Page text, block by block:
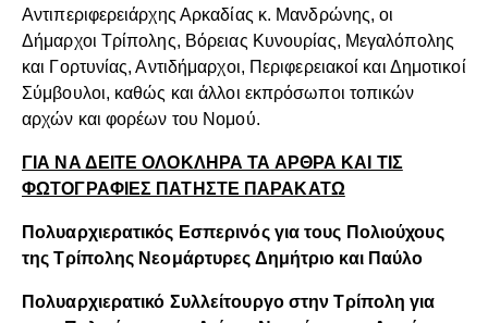
Αντιπεριφερειάρχης Αρκαδίας κ. Μανδρώνης, οι
Δήμαρχοι Τρίπολης, Βόρειας Κυνουρίας, Μεγαλόπολης
και Γορτυνίας, Αντιδήμαρχοι, Περιφερειακοί και Δημοτικοί
Σύμβουλοι, καθώς και άλλοι εκπρόσωποι τοπικών
αρχών και φορέων του Νομού.
ΓΙΑ ΝΑ ΔΕΙΤΕ ΟΛΟΚΛΗΡΑ ΤΑ ΑΡΘΡΑ ΚΑΙ ΤΙΣ
ΦΩΤΟΓΡΑΦΙΕΣ ΠΑΤΗΣΤΕ ΠΑΡΑΚΑΤΩ
Πολυαρχιερατικός Εσπερινός για τους Πολιούχους
της Τρίπολης Νεομάρτυρες Δημήτριο και Παύλο
Πολυαρχιερατικό Συλλείτουργο στην Τρίπολη για